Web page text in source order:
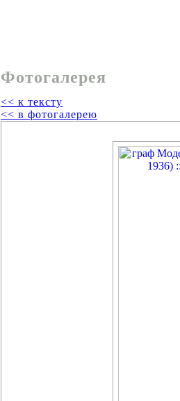
Фотогалерея
<< к тексту
<< в фотогалерею